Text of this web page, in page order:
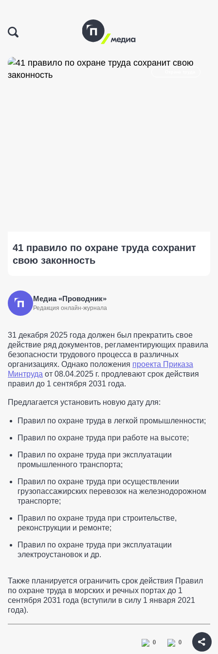
41 правило по охране труда сохранит
свою законность
Медиа «Проводник»
Редакция онлайн-журнала
31 декабря 2025 года должен был прекратить свое
действие ряд документов, регламентирующих правила
безопасности трудового процесса в различных
организациях. Однако положения проекта Приказа
Минтруда от 08.04.2025 г. продлевают срок действия
правил до 1 сентября 2031 года.
Предлагается установить новую дату для:
Правил по охране труда в легкой промышленности;
Правил по охране труда при работе на высоте;
Правил по охране труда при эксплуатации
промышленного транспорта;
Правил по охране труда при осуществлении
грузопассажирских перевозок на железнодорожном
транспорте;
Правил по охране труда при строительстве,
реконструкции и ремонте;
Правил по охране труда при эксплуатации
электроустановок и др.
Также планируется ограничить срок действия Правил
по охране труда в морских и речных портах до 1
сентября 2031 года (вступили в силу 1 января 2021
года).
0 0